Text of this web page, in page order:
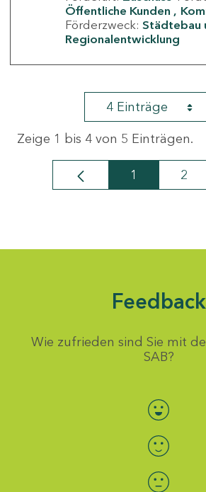
Öffentliche Kunden
Förderzweck: Städtebau
Regionalentwicklung
4 Einträge
Zeige 1 bis 4 von 5 Einträgen.
Seite
1 2
Feedback
Wie zufrieden sind Sie mit
SAB?